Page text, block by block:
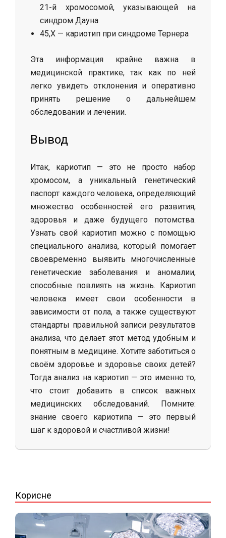
21-й хромосомой, указывающей на
синдром Дауна
45,X — кариотип при синдроме Тернера
Эта информация крайне важна в
медицинской практике, так как по ней
легко увидеть отклонения и оперативно
принять решение о дальнейшем
обследовании и лечении.
Вывод
Итак, кариотип — это не просто набор
хромосом, а уникальный генетический
паспорт каждого человека, определяющий
множество особенностей его развития,
здоровья и даже будущего потомства.
Узнать свой кариотип можно с помощью
специального анализа, который помогает
своевременно выявить многочисленные
генетические заболевания и аномалии,
способные повлиять на жизнь. Кариотип
человека имеет свои особенности в
зависимости от пола, а также существуют
стандарты правильной записи результатов
анализа, что делает этот метод удобным и
понятным в медицине. Хотите заботиться о
своём здоровье и здоровье своих детей?
Тогда анализ на кариотип — это именно то,
что стоит добавить в список важных
медицинских обследований. Помните:
знание своего кариотипа — это первый
шаг к здоровой и счастливой жизни!
2025-
Корисне